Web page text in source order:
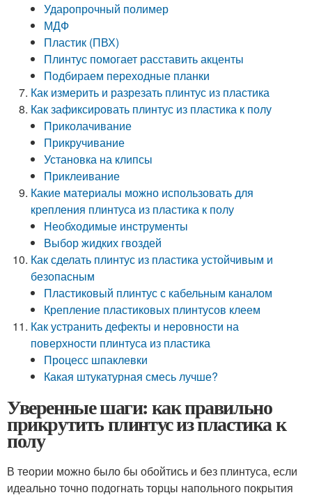
Ударопрочный полимер
МДФ
Пластик (ПВХ)
Плинтус помогает расставить акценты
Подбираем переходные планки
Как измерить и разрезать плинтус из пластика
Как зафиксировать плинтус из пластика к полу
Приколачивание
Прикручивание
Установка на клипсы
Приклеивание
Какие материалы можно использовать для
крепления плинтуса из пластика к полу
Необходимые инструменты
Выбор жидких гвоздей
Как сделать плинтус из пластика устойчивым и
безопасным
Пластиковый плинтус с кабельным каналом
Крепление пластиковых плинтусов клеем
Как устранить дефекты и неровности на
поверхности плинтуса из пластика
Процесс шпаклевки
Какая штукатурная смесь лучше?
Уверенные шаги: как правильно
прикрутить плинтус из пластика к
полу
В теории можно было бы обойтись и без плинтуса, если
идеально точно подогнать торцы напольного покрытия